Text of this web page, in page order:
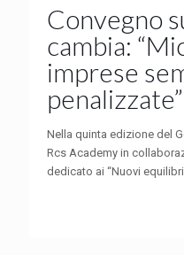
Convegno
cambia:
imprese
penalizzate”
Nella quinta edizione del
Rcs Academy in
dedicato ai “Nuovi